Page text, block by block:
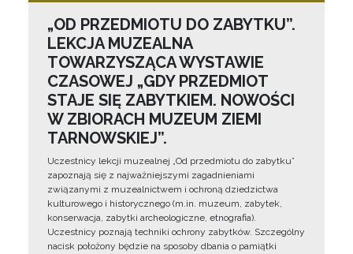
„OD PRZEDMIOTU DO ZABYTKU”.
LEKCJA MUZEALNA
TOWARZYSZĄCA WYSTAWIE
CZASOWEJ „GDY PRZEDMIOT
STAJE SIĘ ZABYTKIEM. NOWOŚCI
W ZBIORACH MUZEUM ZIEMI
TARNOWSKIEJ”.
Uczestnicy lekcji muzealnej „Od przedmiotu do zabytku”
zapoznają się z najważniejszymi zagadnieniami
związanymi z muzealnictwem i ochroną dziedzictwa
kulturowego i historycznego (m.in. muzeum, zabytek,
konserwacja, zabytki archeologiczne, etnografia).
Uczestnicy poznają techniki ochrony zabytków. Szczególny
nacisk położony będzie na sposoby dbania o pamiątki